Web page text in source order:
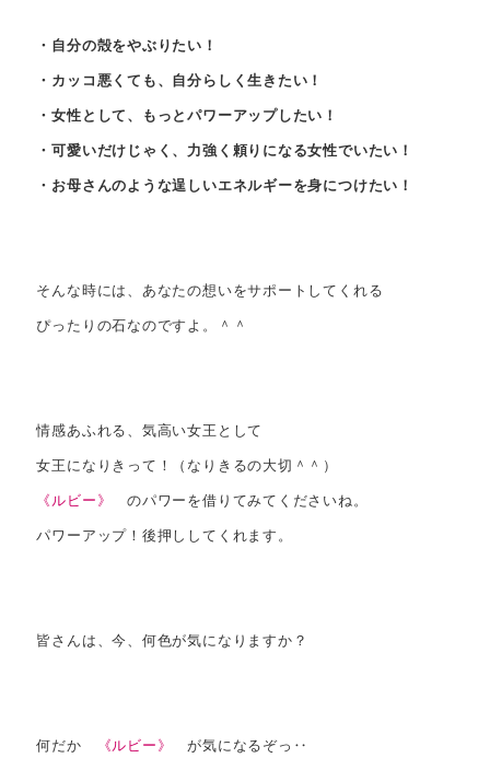
・自分の殻をやぶりたい！
・カッコ悪くても、自分らしく生きたい！
・女性として、もっとパワーアップしたい！
・可愛いだけじゃく、力強く頼りになる女性でいたい！
・お母さんのような逞しいエネルギーを身につけたい！
そんな時には、あなたの想いをサポートしてくれる
ぴったりの石なのですよ。＾＾
情感あふれる、気高い女王として
女王になりきって！（なりきるの大切＾＾）
《ルビー》のパワーを借りてみてくださいね。
パワーアップ！後押ししてくれます。
皆さんは、今、何色が気になりますか？
何だか 《ルビー》が気になるぞっ‥